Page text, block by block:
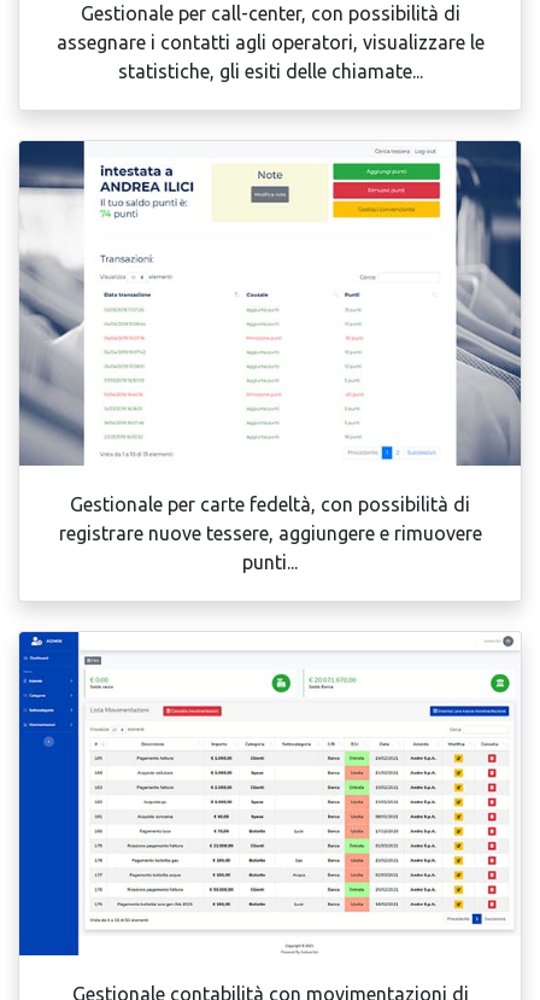
Gestionale per call-center, con possibilità di
assegnare i contatti agli operatori, visualizzare le
statistiche, gli esiti delle chiamate...
Gestionale per carte fedeltà, con possibilità di
registrare nuove tessere, aggiungere e rimuovere
punti...
Gestionale contabilità con movimentazioni di